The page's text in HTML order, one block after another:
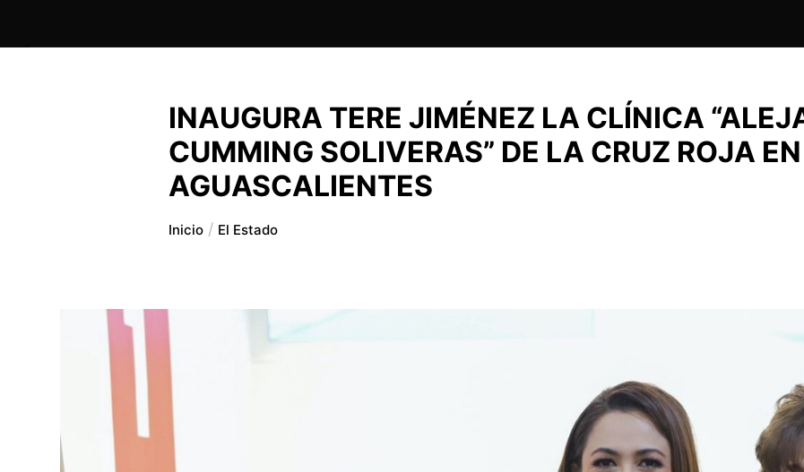
INAUGURA TERE JIMÉNEZ LA CLÍNICA
CUMMING SOLIVERAS” DE LA CRUZ ROJA EN
AGUASCALIENTES
Inicio El Estado